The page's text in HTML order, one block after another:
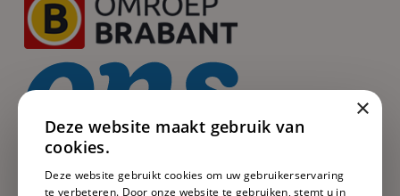
×
Deze website maakt gebruik van
cookies.
Deze website gebruikt cookies om uw gebruikerservaring
te verbeteren. Door onze website te gebruiken, stemt u in